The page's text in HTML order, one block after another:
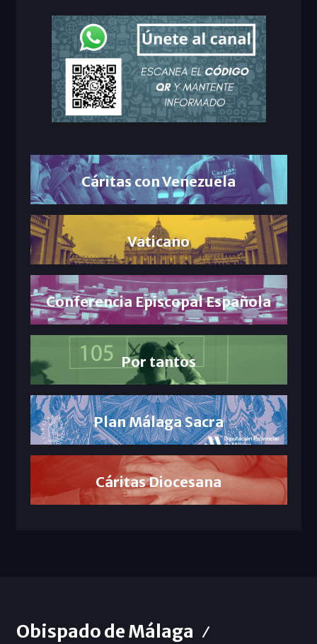
Cáritas con Venezuela
Vaticano
Conferencia Episcopal Española
Por tantos
Plan Málaga Sacra
Cáritas Diocesana
Obispado de Málaga